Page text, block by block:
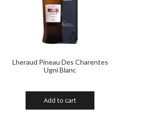
Lheraud Pineau Des Charentes
Ugni Blanc
Add to cart